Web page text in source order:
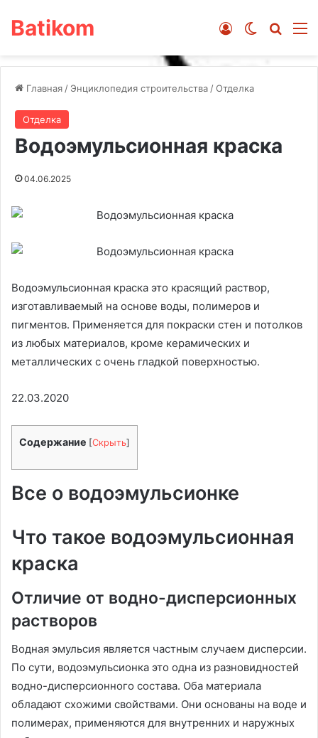
Batikom Switch skin
Войти
Главная / Энциклопедия строительства /Отделка
Отделка
Водоэмульсионная краска
04.06.2025
Водоэмульсионная краска это красящий раствор,
изготавливаемый на основе воды, полимеров и
пигментов. Применяется для покраски стен и потолков
из любых материалов, кроме керамических и
металлических с очень гладкой поверхностью.
22.03.2020
Содержание [Скрыть]
Все о водоэмульсионке
Что такое водоэмульсионная
краска
Отличие от водно-дисперсионных
растворов
Водная эмульсия является частным случаем дисперсии.
По сути, водоэмульсионка это одна из разновидностей
водно-дисперсионного состава. Оба материала
обладают схожими свойствами. Они основаны на воде и
полимерах, применяются для внутренних и наружных